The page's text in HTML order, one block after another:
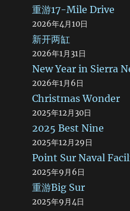
思绪似乎不那么混乱了。看着
过，心情竟一点一点好了起来
也大了，黑色的砂砾飘浮在空
中国第一风口，建有亚洲最大
了。巨大的风车在旷野上站立
际。点点白帆在风中飘舞，细
上旋转……我有一种眩晕的感
晚上九点半，汽车在公路上飞
了第三节课，我就一个人趴在
的大饼，慢慢地落进黄河里，
之后，收敛了最后一丝光芒。
是下午了，也不是冬天，而是
在十点半的时候抵达敦煌。 敦
边也用不了一个钟头。不过这
吃晚餐（也许是宵夜）。司机
结给了停车场的老奶奶（不过
重游17-Mile Drive
2026年4月10日
新开两缸
2026年1月31日
New Year in Sierra
2026年1月6日
Christmas Wonder
2025年12月30日
2025 Best Nine
2025年12月29日
Point Sur Naval
2025年9月6日
重游Big Sur
2025年9月4日